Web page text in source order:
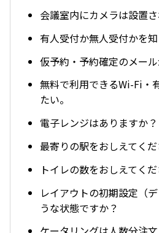
会議室内にカメラは設置さ
有人受付か無人受付かを知
仮予約・予約確定のメール
無料で利用できるWi-Fi・
たい。
電子レンジはありますか？
最寄りの駅をおしえてくだ
トイレの数をおしえてくだ
レイアウトの初期設定（
うな状態ですか？